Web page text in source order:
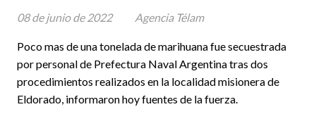
Poco mas de una tonelada de marihuana fue secuestrada
por personal de Prefectura Naval Argentina tras dos
procedimientos realizados en la localidad misionera de
Eldorado, informaron hoy fuentes de la fuerza.
08 de junio de 2022 Agencia Télam